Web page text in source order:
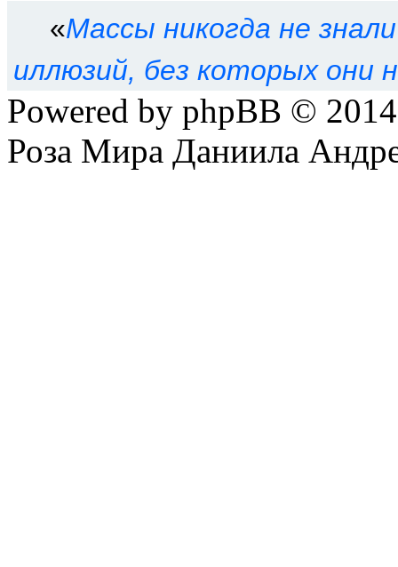
«Массы никогда не
иллюзий, без которых они
Powered by phpBB ©
Роза Мира Даниила